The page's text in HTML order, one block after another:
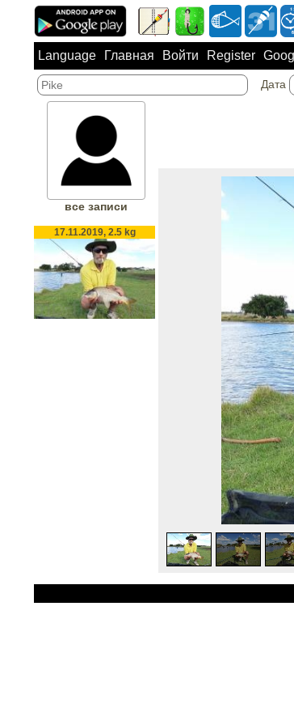
Language Главная Войти Register
Дата
все записи
17.11.2019, 2.5 kg